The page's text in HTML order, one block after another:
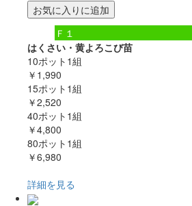
お気に入りに追加
Ｆ１
はくさい・黄よろこび苗
10ポット1組
￥1,990
15ポット1組
￥2,520
40ポット1組
￥4,800
80ポット1組
￥6,980
詳細を見る